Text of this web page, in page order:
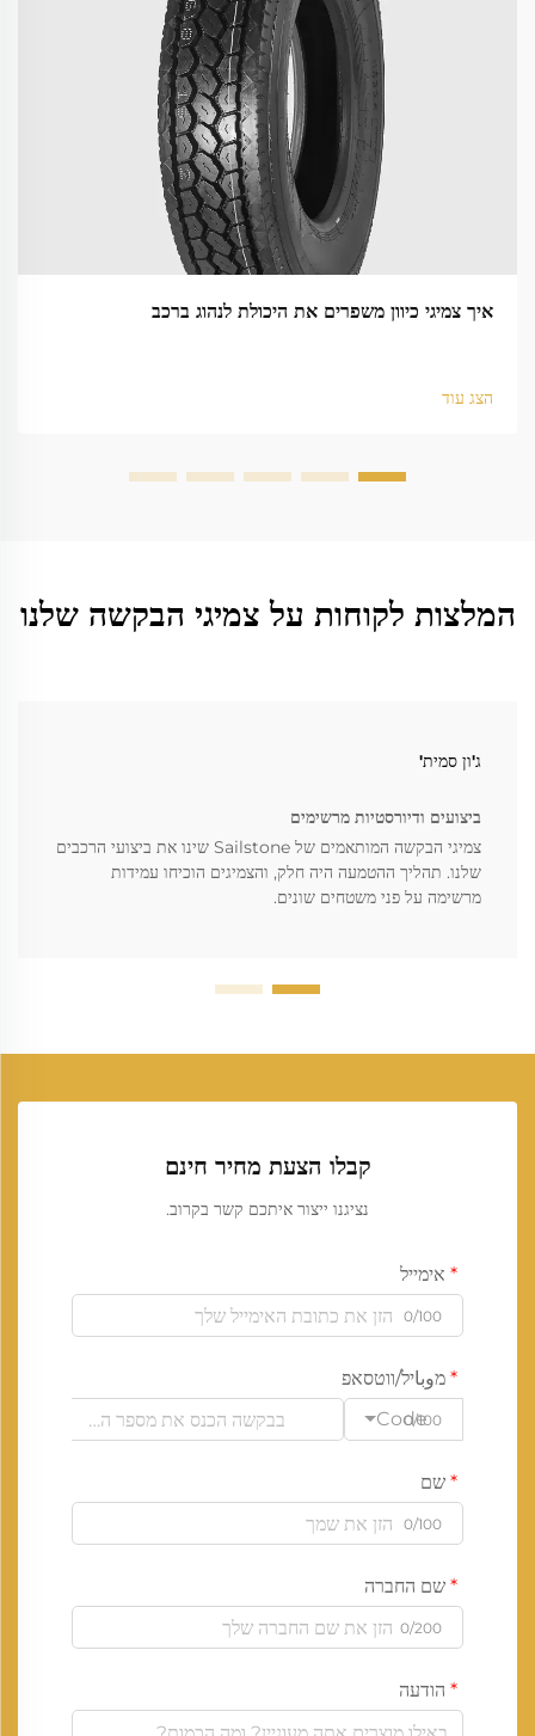
איך צמיגי כיוון משפרים את היכולת לנהוג ברכב
הצג עוד
המלצות לקוחות על צמיגי הבקשה שלנו
ג'ון סמית'
ביצועים ודיורסטיות מרשימים
צמיגי הבקשה המותאמים של Sailstone שינו את ביצועי הרכבים
שלנו. תהליך ההטמעה היה חלק, והצמיגים הוכיחו עמידות
מרשימה על פני משטחים שונים.
קבלו הצעת מחיר חינם
נציגנו ייצור איתכם קשר בקרוב.
אימייל
0/100
מوباיל/ווטסאפ
Code
0/100
שם
0/100
שם החברה
0/200
הודעה